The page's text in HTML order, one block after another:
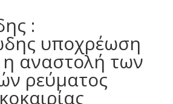
:
υποχρέωση
αναστολή των
ρεύματος